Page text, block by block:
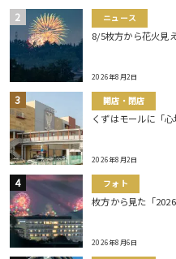
ニュース
8/5枚方から花火見
2026年8月2日
開店・閉店
くずはモールに「
2026年8月2日
フォト
枚方から見た「
2026年8月6日